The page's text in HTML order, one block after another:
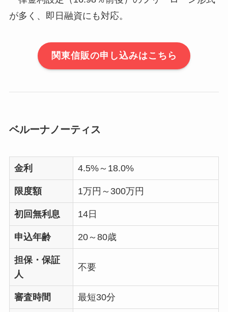
が多く、即日融資にも対応。
関東信販の申し込みはこちら
ベルーナノーティス
金利 4.5%～18.0%
限度額 1万円～300万円
初回無利息 14日
申込年齢 20～80歳
担保・保証
人
不要
審査時間 最短30分